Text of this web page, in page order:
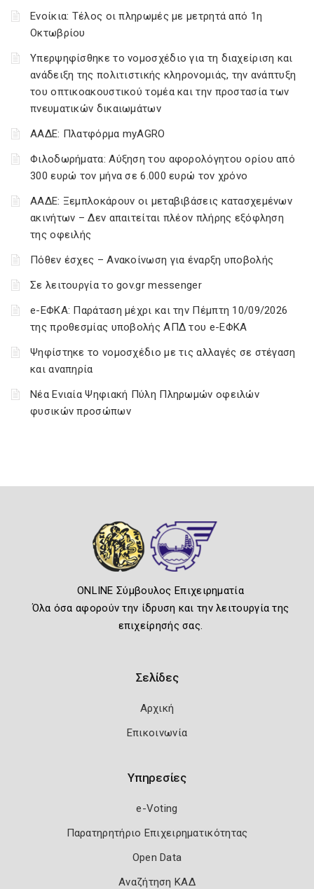
Ενοίκια: Τέλος οι πληρωμές με μετρητά από 1η
Οκτωβρίου
Υπερψηφίσθηκε το νομοσχέδιο για τη διαχείριση και
ανάδειξη της πολιτιστικής κληρονομιάς, την ανάπτυξη
του οπτικοακουστικού τομέα και την προστασία των
πνευματικών δικαιωμάτων
ΑΑΔΕ: Πλατφόρμα myAGRO
Φιλοδωρήματα: Αύξηση του αφορολόγητου ορίου από
300 ευρώ τον μήνα σε 6.000 ευρώ τον χρόνο
ΑΑΔΕ: Ξεμπλοκάρουν οι μεταβιβάσεις κατασχεμένων
ακινήτων – Δεν απαιτείται πλέον πλήρης εξόφληση
της οφειλής
Πόθεν έσχες – Ανακοίνωση για έναρξη υποβολής
Σε λειτουργία το gov.gr messenger
e-ΕΦΚΑ: Παράταση μέχρι και την Πέμπτη 10/09/2026
της προθεσμίας υποβολής ΑΠΔ του e-ΕΦΚΑ
Ψηφίστηκε το νομοσχέδιο με τις αλλαγές σε στέγαση
και αναπηρία
Νέα Ενιαία Ψηφιακή Πύλη Πληρωμών οφειλών
φυσικών προσώπων
ONLINE Σύμβουλος Επιχειρηματία
Όλα όσα αφορούν την ίδρυση και την λειτουργία της
επιχείρησής σας.
Σελίδες
Αρχική
Επικοινωνία
Υπηρεσίες
e-Voting
Παρατηρητήριο Επιχειρηματικότητας
Open Data
Αναζήτηση ΚΑΔ